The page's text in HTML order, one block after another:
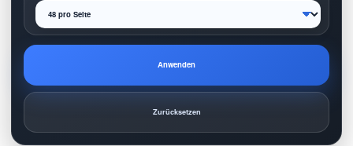
Anwenden
Zurücksetzen